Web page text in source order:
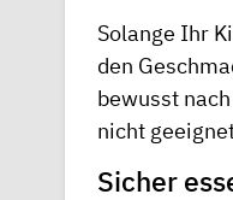
Solange Ihr
den
bewusst
nicht
Sicher